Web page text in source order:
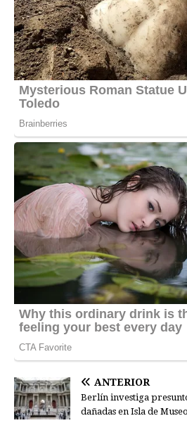
ANTERIOR
Berlín investiga
dañadas en Isla de